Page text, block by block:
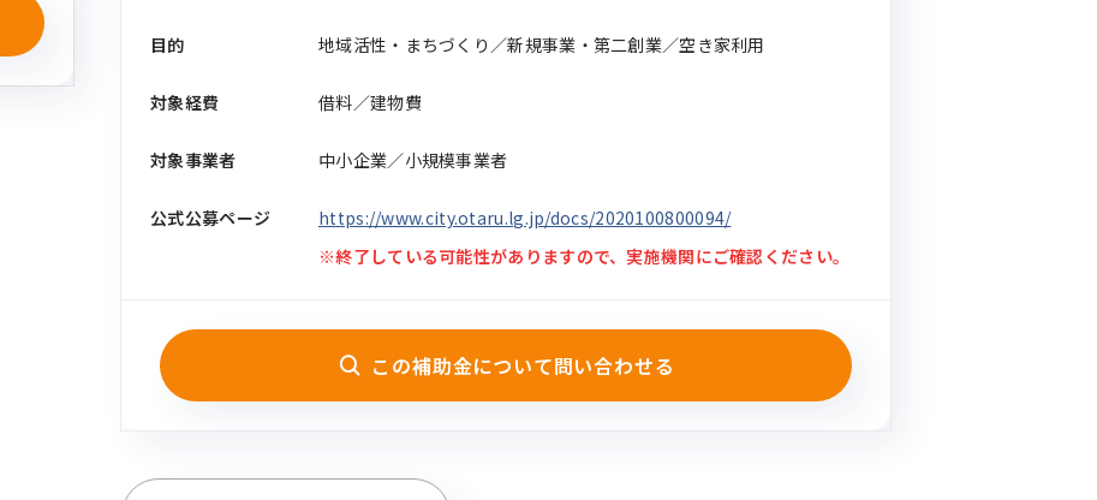
目的 地域活性・まちづくり／新規事業・第二創業／空き家利用
対象経費 借料／建物費
対象事業者 中小企業／小規模事業者
公式公募ページ
https://www.city.otaru.lg.jp/docs/2020100800094/
※終了している可能性がありますので、実施機関にご確認ください。
この補助金について問い合わせる